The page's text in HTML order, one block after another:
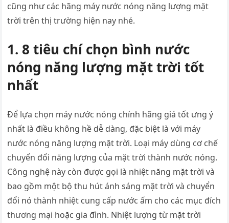
cũng như các hãng máy nước nóng năng lượng mặt
trời trên thị trường hiện nay nhé.
1. 8 tiêu chí chọn bình nước
nóng năng lượng mặt trời tốt
nhất
Để lựa chọn máy nước nóng chính hãng giá tốt ưng ý
nhất là điều không hề dễ dàng, đặc biệt là với máy
nước nóng năng lượng mặt trời. Loại máy dùng cơ chế
chuyển đổi năng lượng của mặt trời thành nước nóng.
Công nghệ này còn được gọi là nhiệt năng mặt trời và
bao gồm một bộ thu hút ánh sáng mặt trời và chuyển
đổi nó thành nhiệt cung cấp nước ấm cho các mục đích
thương mại hoặc gia đình. Nhiệt lượng từ mặt trời